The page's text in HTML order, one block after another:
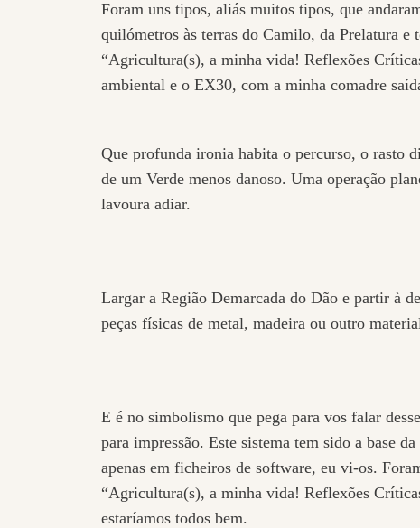
Foram uns tipos, aliás muitos tipos, que
quilómetros às terras do Camilo, da Prelatura e
“Agricultura(s), a minha vida! Reflexões
ambiental e o EX30, com a minha comadre
Que profunda ironia habita o percurso, o rasto
de um Verde menos danoso. Uma operação
lavoura adiar.
Largar a Região Demarcada do Dão e partir à
peças físicas de metal, madeira ou outro
E é no simbolismo que pega para vos falar
para impressão. Este sistema tem sido a base
apenas em ficheiros de software, eu vi-os.
“Agricultura(s), a minha vida! Reflexões
estaríamos todos bem.